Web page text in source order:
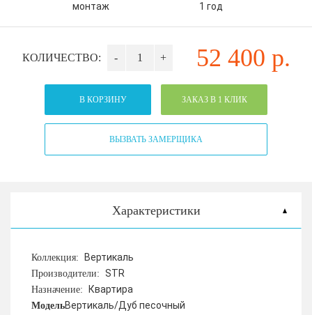
монтаж
1 год
КОЛИЧЕСТВО: - + 52 400 р.
В КОРЗИНУ ЗАКАЗ В 1 КЛИК
ВЫЗВАТЬ ЗАМЕРЩИКА
Характеристики
Коллекция: Вертикаль
Производители: STR
Назначение: Квартира
МодельВертикаль/Дуб песочный